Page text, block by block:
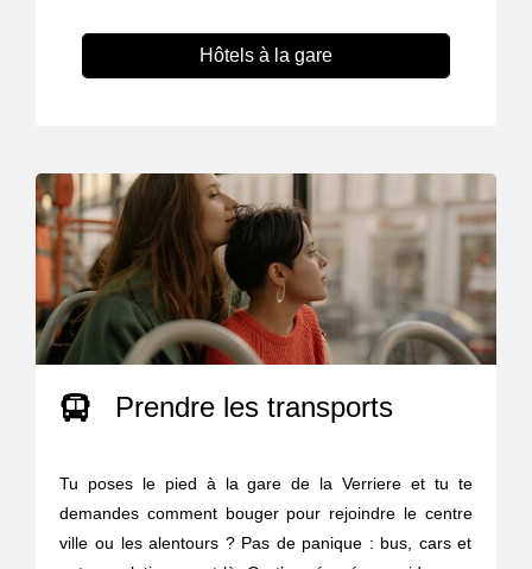
Hôtels à la gare
Prendre les transports
Tu poses le pied à la gare de la Verriere et tu te
demandes comment bouger pour rejoindre le centre
ville ou les alentours ? Pas de panique : bus, cars et